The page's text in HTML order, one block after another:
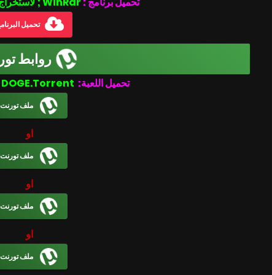
تحميل
روابط
تحميل اللعبة:
ملف تورنت
او
ملف تورنت
او
ملف تورنت
او
ملف تورنت